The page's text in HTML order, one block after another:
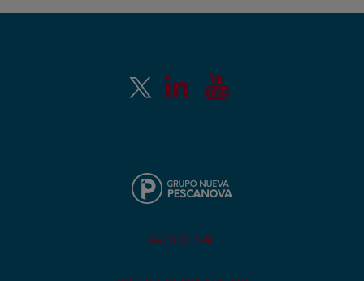
AVISO LEGAL